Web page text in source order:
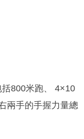
800米跑、 4×10
兩手的手握力量總